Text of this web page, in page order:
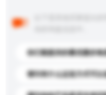
你们能提供的最优惠价格
请问有什么运送方式可以